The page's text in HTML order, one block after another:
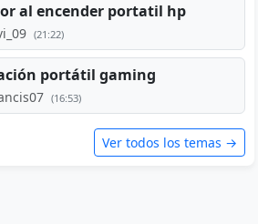
al encender portatil hp
(21:22)
portátil gaming
(16:53)
Ver todos los temas →